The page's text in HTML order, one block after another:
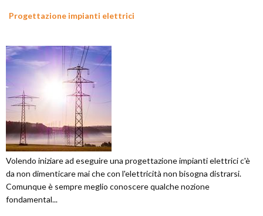
Progettazione impianti elettrici
Volendo iniziare ad eseguire una progettazione impianti elettrici c'è
da non dimenticare mai che con l'elettricità non bisogna distrarsi.
Comunque è sempre meglio conoscere qualche nozione
fondamental...